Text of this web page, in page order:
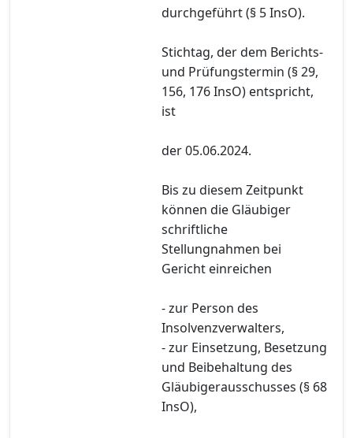
durchgeführt (§ 5 InsO).
Stichtag, der dem Berichts-
und Prüfungstermin (§ 29,
156, 176 InsO) entspricht,
ist
der 05.06.2024.
Bis zu diesem Zeitpunkt
können die Gläubiger
schriftliche
Stellungnahmen bei
Gericht einreichen
- zur Person des
Insolvenzverwalters,
- zur Einsetzung, Besetzung
und Beibehaltung des
Gläubigerausschusses (§ 68
InsO),